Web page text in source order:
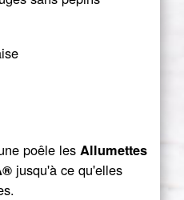
poêle les Allumettes
jusqu'à ce qu'elles